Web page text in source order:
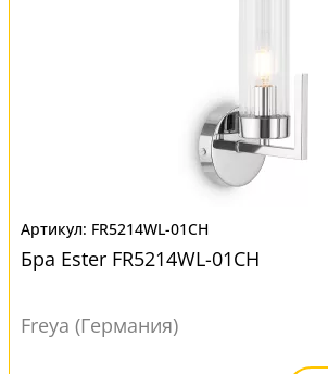
FR5214WL-01CH
Бра Еster FR5214WL-01CH
Freya (Германия)